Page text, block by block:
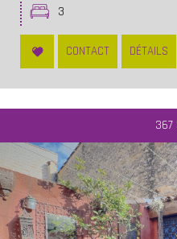
3
CONTACT DÉTAILS
367